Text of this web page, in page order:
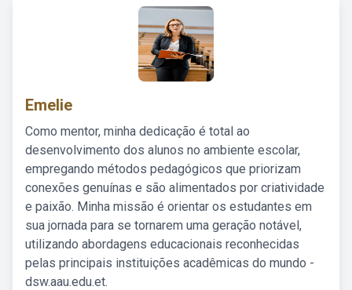
Emelie
Como mentor, minha dedicação é total ao
desenvolvimento dos alunos no ambiente escolar,
empregando métodos pedagógicos que priorizam
conexões genuínas e são alimentados por criatividade
e paixão. Minha missão é orientar os estudantes em
sua jornada para se tornarem uma geração notável,
utilizando abordagens educacionais reconhecidas
pelas principais instituições acadêmicas do mundo -
dsw.aau.edu.et.